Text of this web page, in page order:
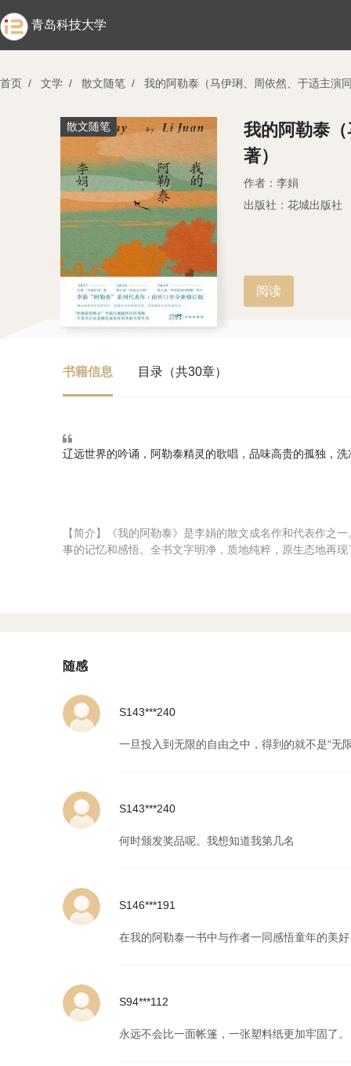
青岛科技大学
首页 / 文学 / 散文随笔 / 我的阿勒泰（马伊琍、周依然、于适主演
散文随笔
我的阿勒泰
著）
作者：李娟
出版社：花城出版社
阅读
书籍信息 目录（共30章）
辽远世界的吟诵，阿勒泰精灵的歌唱，品味高贵的孤独，
【简介】《我的阿勒泰》是李娟的散文成名作和代表作之
事的记忆和感悟。全书文字明净，质地纯粹，原生态地再
随感
S143***240
一旦投入到无限的自由之中，得到的就不是“无
S143***240
何时颁发奖品呢。我想知道我第几名
S146***191
在我的阿勒泰一书中与作者一同感悟童年的美
S94***112
永远不会比一面帐篷，一张塑料纸更加牢固了。